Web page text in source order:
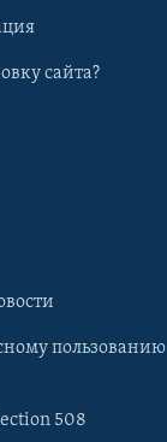
сайта?
пользованию
508